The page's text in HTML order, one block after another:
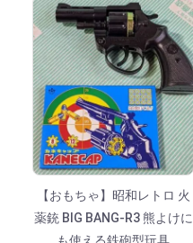
【おもちゃ】昭和レトロ 火
薬銃 BIG BANG-R3 熊よけに